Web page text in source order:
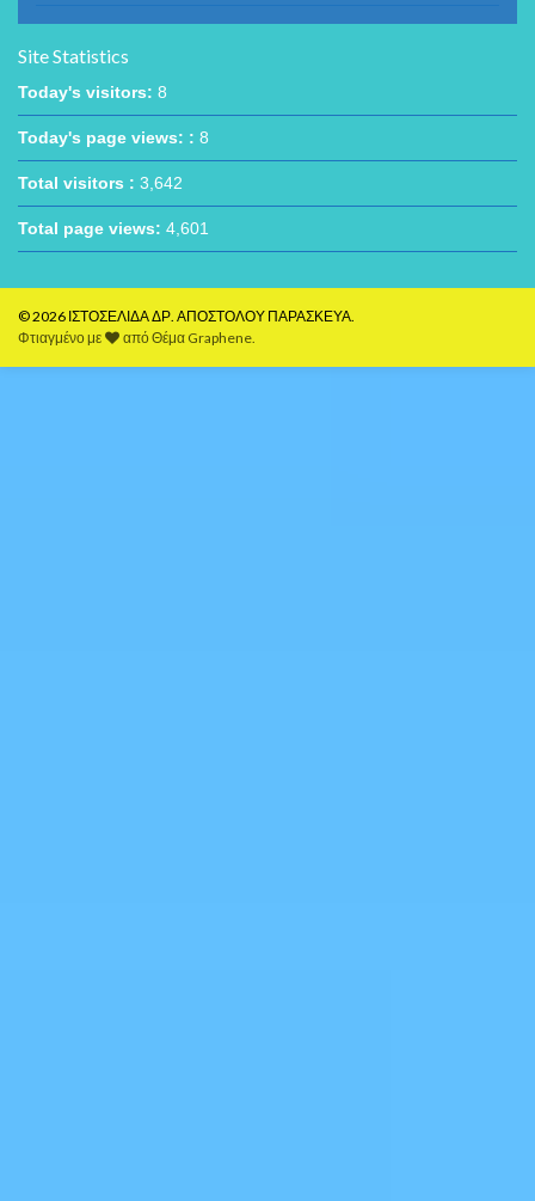
Site Statistics
Today's visitors: 8
Today's page views: : 8
Total visitors : 3,642
Total page views: 4,601
© 2026 ΙΣΤΟΣΕΛΙΔΑ ΔΡ. ΑΠΟΣΤΟΛΟΥ ΠΑΡΑΣΚΕΥΑ.
Φτιαγμένο με
απόΘέμα Graphene.